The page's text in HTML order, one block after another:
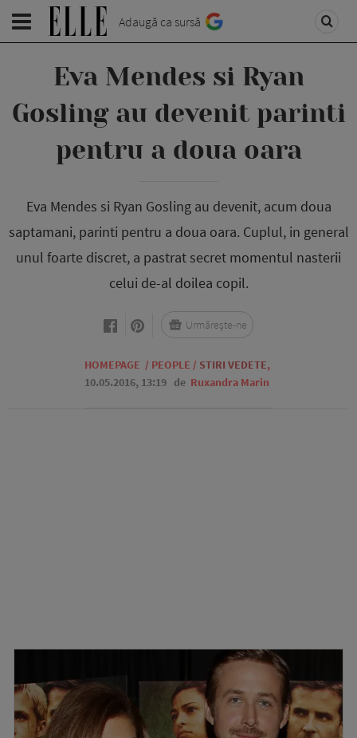
Adaugă ca sursă
Eva Mendes si Ryan
Gosling au devenit parinti
pentru a doua oara
Eva Mendes si Ryan Gosling au devenit, acum doua
saptamani, parinti pentru a doua oara. Cuplul, in general
unul foarte discret, a pastrat secret momentul nasterii
celui de-al doilea copil.
HOMEPAGE / PEOPLE / STIRI VEDETE,
10.05.2016, 13:19 de Ruxandra Marin
Urmărește-ne